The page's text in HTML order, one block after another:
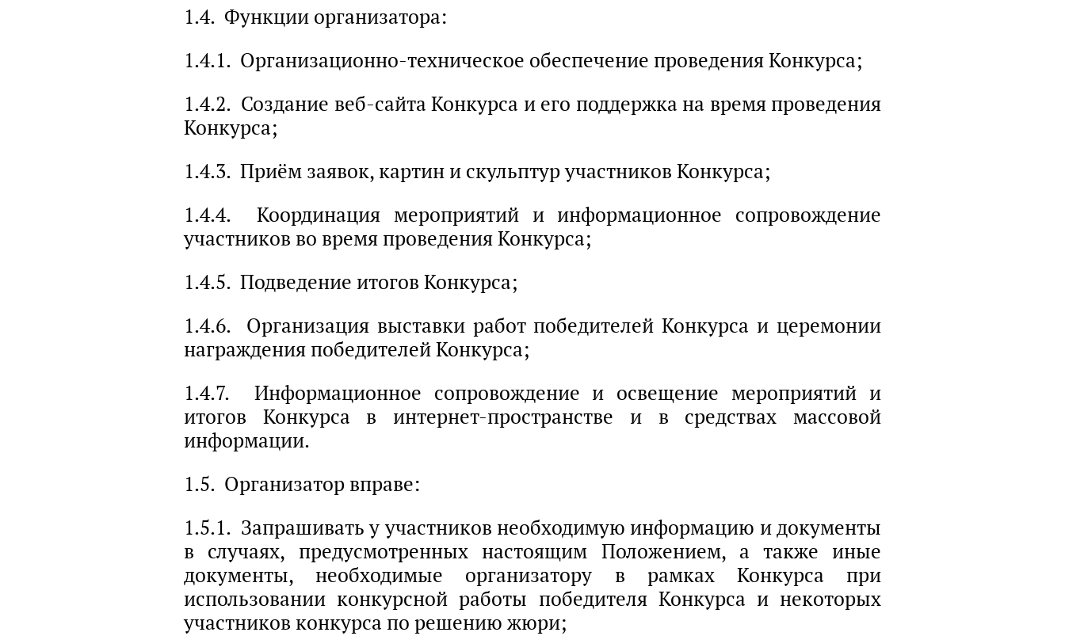
1.4. Функции организатора:
1.4.1. Организационно-техническое обеспечение проведения Конкурса;
1.4.2. Создание веб-сайта Конкурса и его поддержка на время проведения
Конкурса;
1.4.3. Приём заявок, картин и скульптур участников Конкурса;
1.4.4. Координация мероприятий и информационное сопровождение
участников во время проведения Конкурса;
1.4.5. Подведение итогов Конкурса;
1.4.6. Организация выставки работ победителей Конкурса и церемонии
награждения победителей Конкурса;
1.4.7. Информационное сопровождение и освещение мероприятий и
итогов Конкурса в интернет-пространстве и в средствах массовой
информации.
1.5. Организатор вправе:
1.5.1. Запрашивать у участников необходимую информацию и документы
в случаях, предусмотренных настоящим Положением, а также иные
документы, необходимые организатору в рамках Конкурса при
использовании конкурсной работы победителя Конкурса и некоторых
участников конкурса по решению жюри;